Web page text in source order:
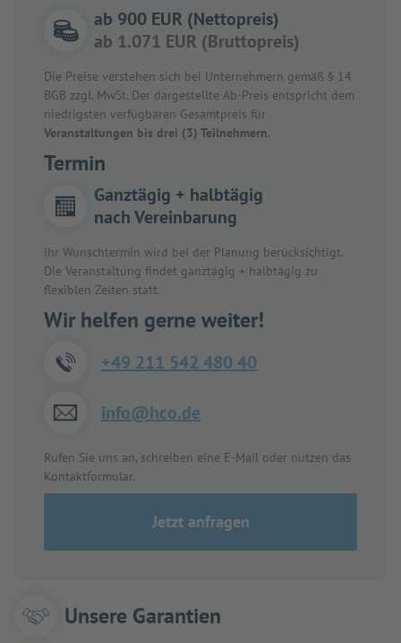
ab 900 EUR (Nettopreis)
ab 1.071 EUR (Bruttopreis)
Die Preise verstehen sich bei Unternehmern gemäß § 14
BGB zzgl. MwSt. Der dargestellte Ab-Preis entspricht dem
niedrigsten verfügbaren Gesamtpreis für
Veranstaltungen bis drei (3) Teilnehmern.
Termin
Ganztägig + halbtägig
nach Vereinbarung
Ihr Wunschtermin wird bei der Planung berücksichtigt.
Die Veranstaltung findet ganztägig + halbtägig zu
flexiblen Zeiten statt.
Wir helfen gerne weiter!
+49 211 542 480 40
info@hco.de
Rufen Sie uns an, schreiben eine E-Mail oder nutzen das
Kontaktformular.
Jetzt anfragen
Unsere Garantien